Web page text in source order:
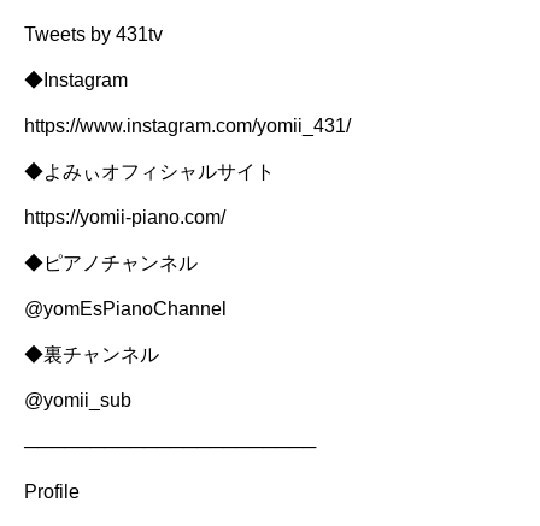
Tweets by 431tv
◆Instagram
https://www.instagram.com/yomii_431/
◆よみぃオフィシャルサイト
https://yomii-piano.com/
◆ピアノチャンネル
@yomEsPianoChannel
◆裏チャンネル
@yomii_sub
──────────────────────
Profile